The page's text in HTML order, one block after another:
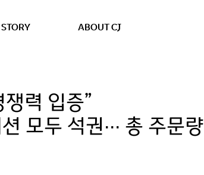
ABOUT CJ
력 입증”
모두 석권∙∙∙ 총 주문량